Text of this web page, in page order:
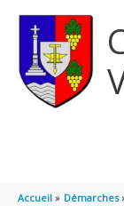
Accueil Démarches